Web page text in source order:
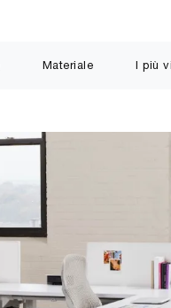
Materiale I più